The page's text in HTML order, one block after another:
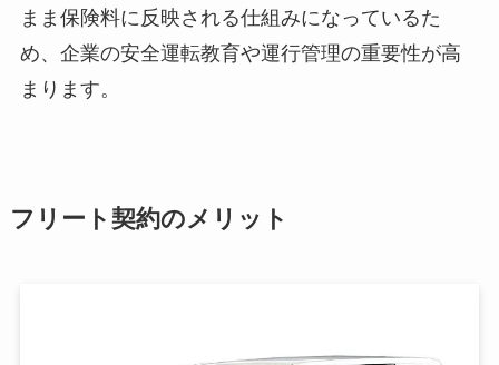
まま保険料に反映される仕組みになっているた
め、企業の安全運転教育や運行管理の重要性が高
まります。
フリート契約のメリット